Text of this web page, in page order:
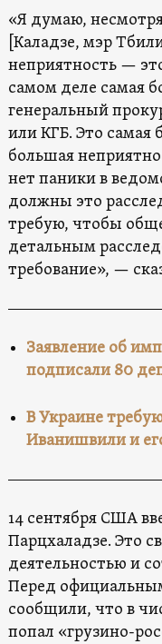
«Я думаю,
[Каладзе, мэр
неприятность —
самом деле самая
генеральный
или КГБ. Это самая
большая
нет паники в
должны это
требую, чтобы
детальным
требование», —
Заявление об
подписали 80
В Украине
Иванишвили и
14 сентября США
Парцхаладзе. Это
деятельностью и
Перед
сообщили, что в
попал «грузино-